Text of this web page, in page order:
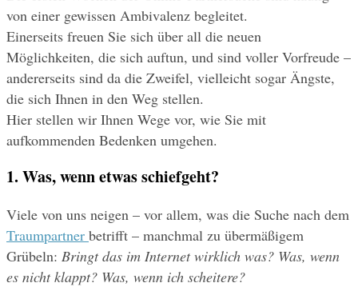
von einer gewissen Ambivalenz begleitet.
Einerseits freuen Sie sich über all die neuen
Möglichkeiten, die sich auftun, und sind voller Vorfreude –
andererseits sind da die Zweifel, vielleicht sogar Ängste,
die sich Ihnen in den Weg stellen.
Hier stellen wir Ihnen Wege vor, wie Sie mit
aufkommenden Bedenken umgehen.
1. Was, wenn etwas schiefgeht?
Traumpartner betrifft – manchmal zu übermäßigem
Grübeln: Bringt das im Internet wirklich was? Was, wenn
es nicht klappt? Was, wenn ich scheitere?